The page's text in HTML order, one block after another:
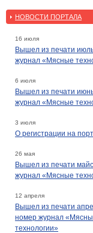
НОВОСТИ ПОРТАЛА
16 июля
Вышел из печати
журнал «Мясные
6 июля
Вышел из печати
журнал «Мясные
3 июля
О регистрации на
26 мая
Вышел из печати
журнал «Мясные
12 апреля
Вышел из печати
номер журнал
технологии»